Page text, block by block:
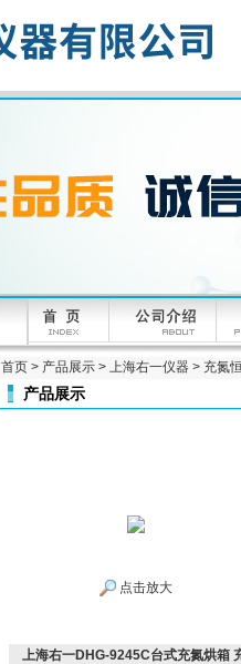
首页 > 产品展示 > 上海右一仪器 > 充氮
产品展示
点击放大
上海右一DHG-9245C台式充氮烘箱